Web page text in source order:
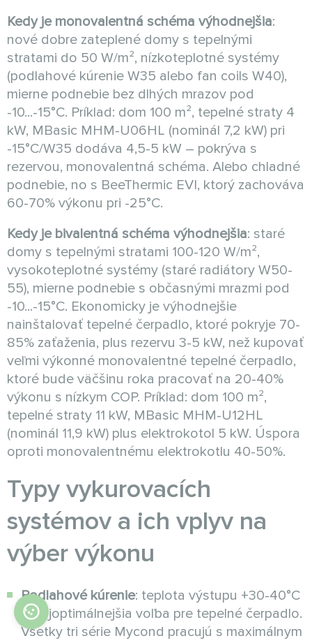
Kedy je monovalentná schéma výhodnejšia:
nové dobre zateplené domy s tepelnými
stratami do 50 W/m², nízkoteplotné systémy
(podlahové kúrenie W35 alebo fan coils W40),
mierne podnebie bez dlhých mrazov pod
-10...-15°C. Príklad: dom 100 m², tepelné straty 4
kW, MBasic MHM-U06HL (nominál 7,2 kW) pri
-15°C/W35 dodáva 4,5-5 kW – pokrýva s
rezervou, monovalentná schéma. Alebo chladné
podnebie, no s BeeThermic EVI, ktorý zachováva
60-70% výkonu pri -25°C.
Kedy je bivalentná schéma výhodnejšia: staré
domy s tepelnými stratami 100-120 W/m²,
vysokoteplotné systémy (staré radiátory W50-
55), mierne podnebie s občasnými mrazmi pod
-10...-15°C. Ekonomicky je výhodnejšie
nainštalovať tepelné čerpadlo, ktoré pokryje 70-
85% zaťaženia, plus rezervu 3-5 kW, než kupovať
veľmi výkonné monovalentné tepelné čerpadlo,
ktoré bude väčšinu roka pracovať na 20-40%
výkonu s nízkym COP. Príklad: dom 100 m²,
tepelné straty 11 kW, MBasic MHM-U12HL
(nominál 11,9 kW) plus elektrokotol 5 kW. Úspora
oproti monovalentnému elektrokotlu 40-50%.
Typy vykurovacích
systémov a ich vplyv na
výber výkonu
Podlahové kúrenie: teplota výstupu +30-40°C
– najoptimálnejšia voľba pre tepelné čerpadlo.
Všetky tri série Mycond pracujú s maximálnym